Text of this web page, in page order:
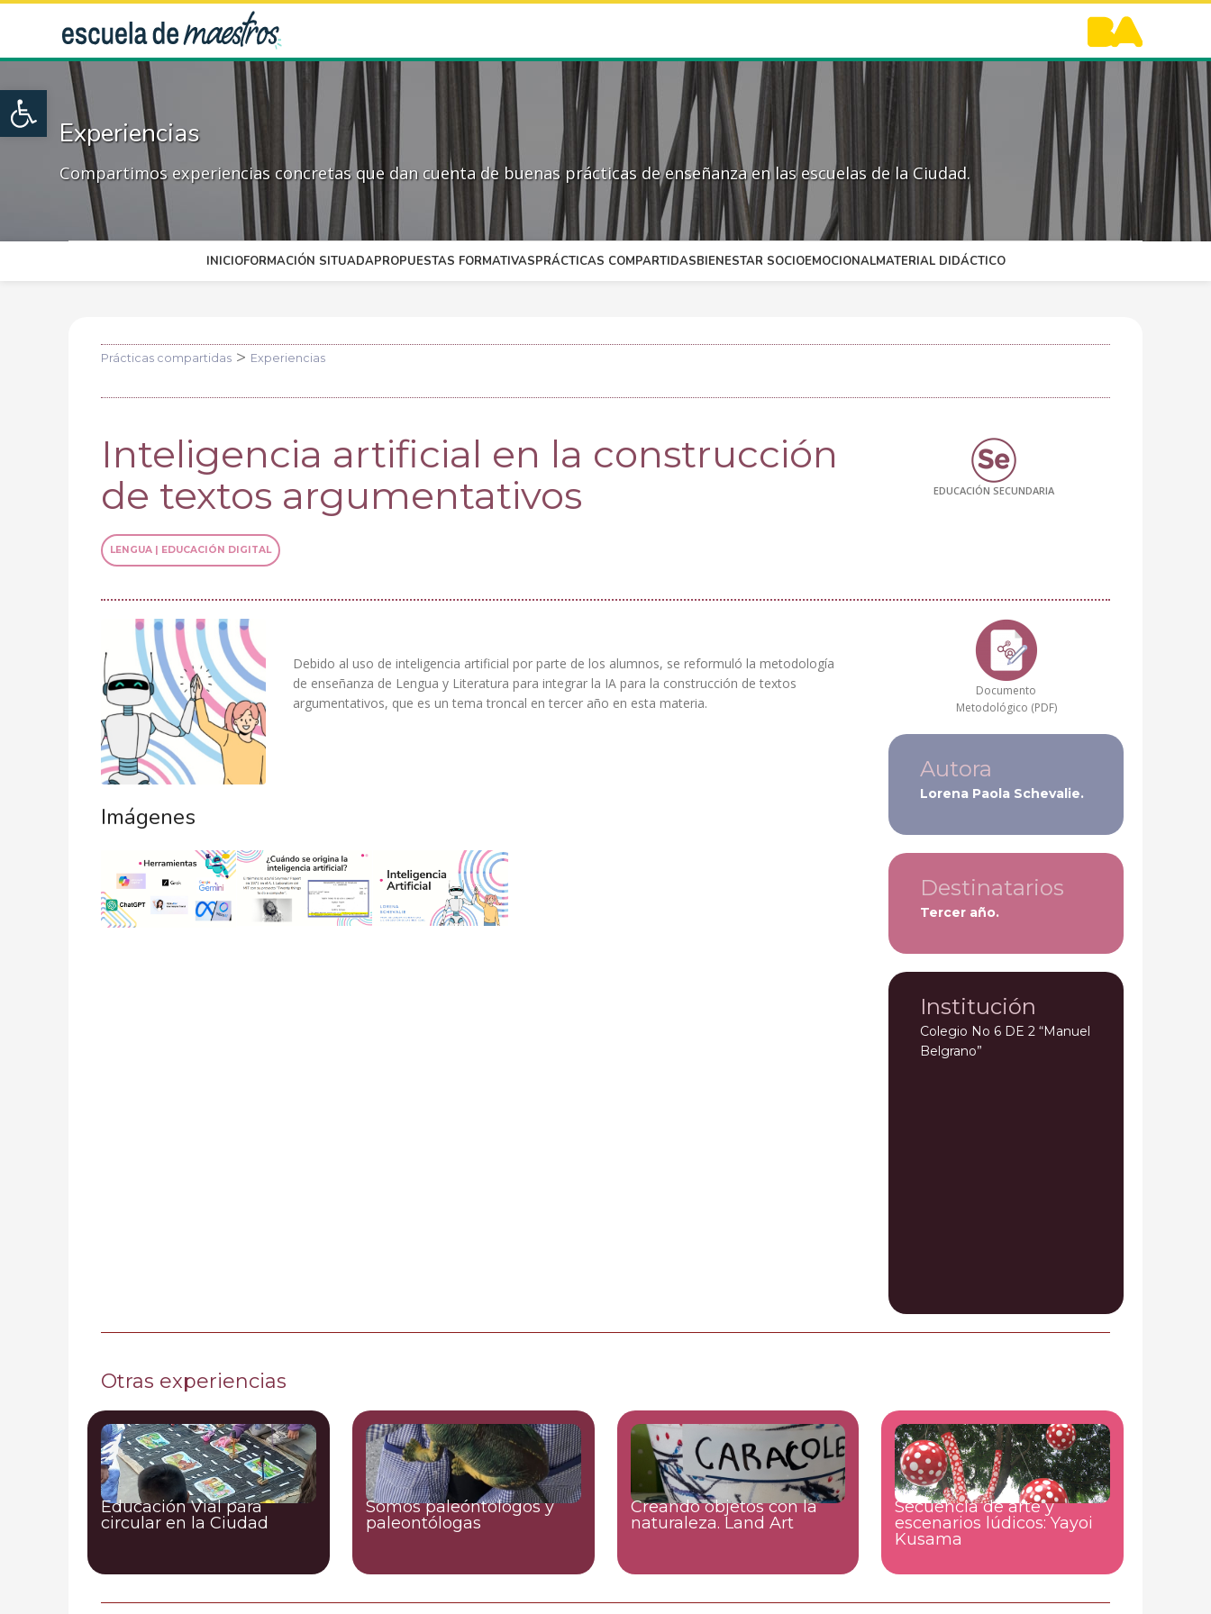
Open toolbar
Experiencias
Compartimos experiencias concretas que dan cuenta de buenas prácticas de enseñanza en las escuelas de la Ciudad.
INICIOFORMACIÓN SITUADAPROPUESTAS FORMATIVASPRÁCTICAS COMPARTIDASBIENESTAR SOCIOEMOCIONALMATERIAL DIDÁCTICO
Prácticas compartidas> Experiencias
Inteligencia artificial en la construcción
de textos argumentativos
LENGUA | EDUCACIÓN DIGITAL
EDUCACIÓN SECUNDARIA
Debido al uso de inteligencia artificial por parte de los alumnos, se reformuló la metodología
de enseñanza de Lengua y Literatura para integrar la IA para la construcción de textos
argumentativos, que es un tema troncal en tercer año en esta materia.
Imágenes
Documento
Metodológico (PDF)
Autora
Lorena Paola Schevalie.
Destinatarios
Tercer año.
Institución
Colegio No 6 DE 2 “Manuel
Belgrano”
Otras experiencias
Educación Vial para
circular en la Ciudad
Somos paleóntologos y
paleontólogas
Creando objetos con la
naturaleza. Land Art
Secuencia de arte y
escenarios lúdicos: Yayoi
Kusama